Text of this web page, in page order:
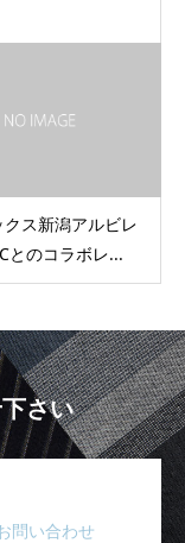
クス新潟アルビレ
とのコラボレ...
さい
問い合わせ